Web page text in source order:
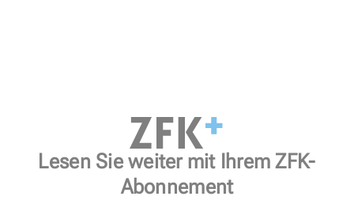
Lesen Sie weiter mit Ihrem ZFK-
Abonnement